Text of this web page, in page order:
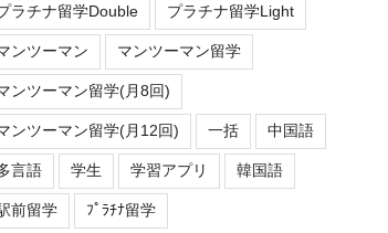
ラチナ留学Double プラチナ留学Light
ンツーマン マンツーマン留学
ンツーマン留学(月8回)
ンツーマン留学(月12回) 一括 中国語
言語 学生 学習アプリ 韓国語
前留学 ﾌﾟﾗﾁﾅ留学